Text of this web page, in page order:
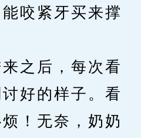
咬紧牙买来撑
之后，每次看
好的样子。看
！无奈，奶奶